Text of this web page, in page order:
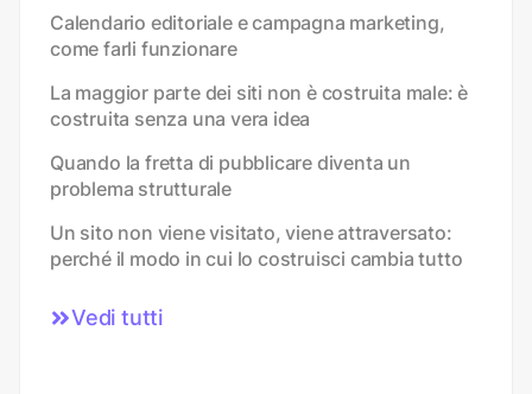
Calendario editoriale e campagna marketing,
come farli funzionare
La maggior parte dei siti non è costruita male: è
costruita senza una vera idea
Quando la fretta di pubblicare diventa un
problema strutturale
Un sito non viene visitato, viene attraversato:
perché il modo in cui lo costruisci cambia tutto
Vedi tutti